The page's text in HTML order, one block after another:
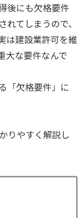
後にも欠格要件
てしまうので、
は建設業許可を維
大な要件なんで
「欠格要件」に
りやすく解説し